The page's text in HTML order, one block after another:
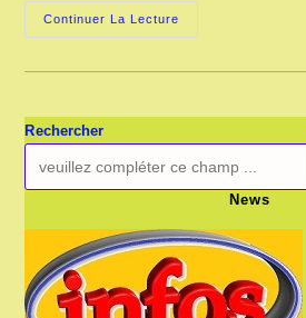
Continuer La Lecture
ENFANTS
Rechercher
News